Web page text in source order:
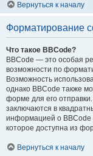
Вернуться к началу
Форматирование
Что такое BBCode?
BBCode — это особая
возможности по
Возможность
однако BBCode также
форме для его
заключаются в
информацией о BBCode
которое доступна из
Вернуться к началу